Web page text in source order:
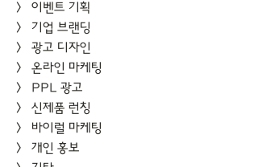
> 이벤트 기획
​> 기업 브랜딩
​> 광고 디자인
​> 온라인 마케팅
​> PPL 광고
​> 신제품 런칭
​> 바이럴 마케팅
​> 개인 홍보